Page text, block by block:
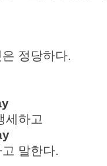
정당하다.
세하고
말한다.